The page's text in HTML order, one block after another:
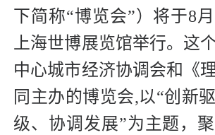
下简称“博览会”）将于8
上海世博展览馆举行。这
中心城市经济协调会和《
同主办的博览会,以“创新
级、协调发展”为主题，